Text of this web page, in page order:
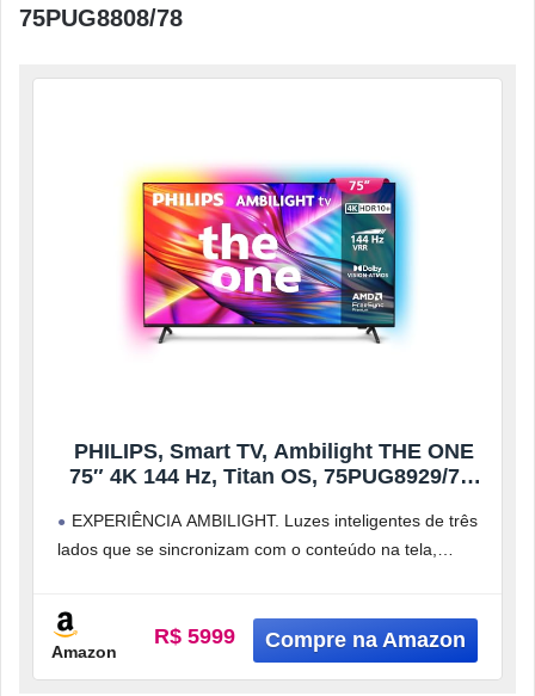
75PUG8808/78
PHILIPS, Smart TV, Ambilight THE ONE
75″ 4K 144 Hz, Titan OS, 75PUG8929/78,
Atmos, 50 WRMS 2.1
EXPERIÊNCIA AMBILIGHT. Luzes inteligentes de três
lados que se sincronizam com o conteúdo na tela,
Amazon
R$ 5999